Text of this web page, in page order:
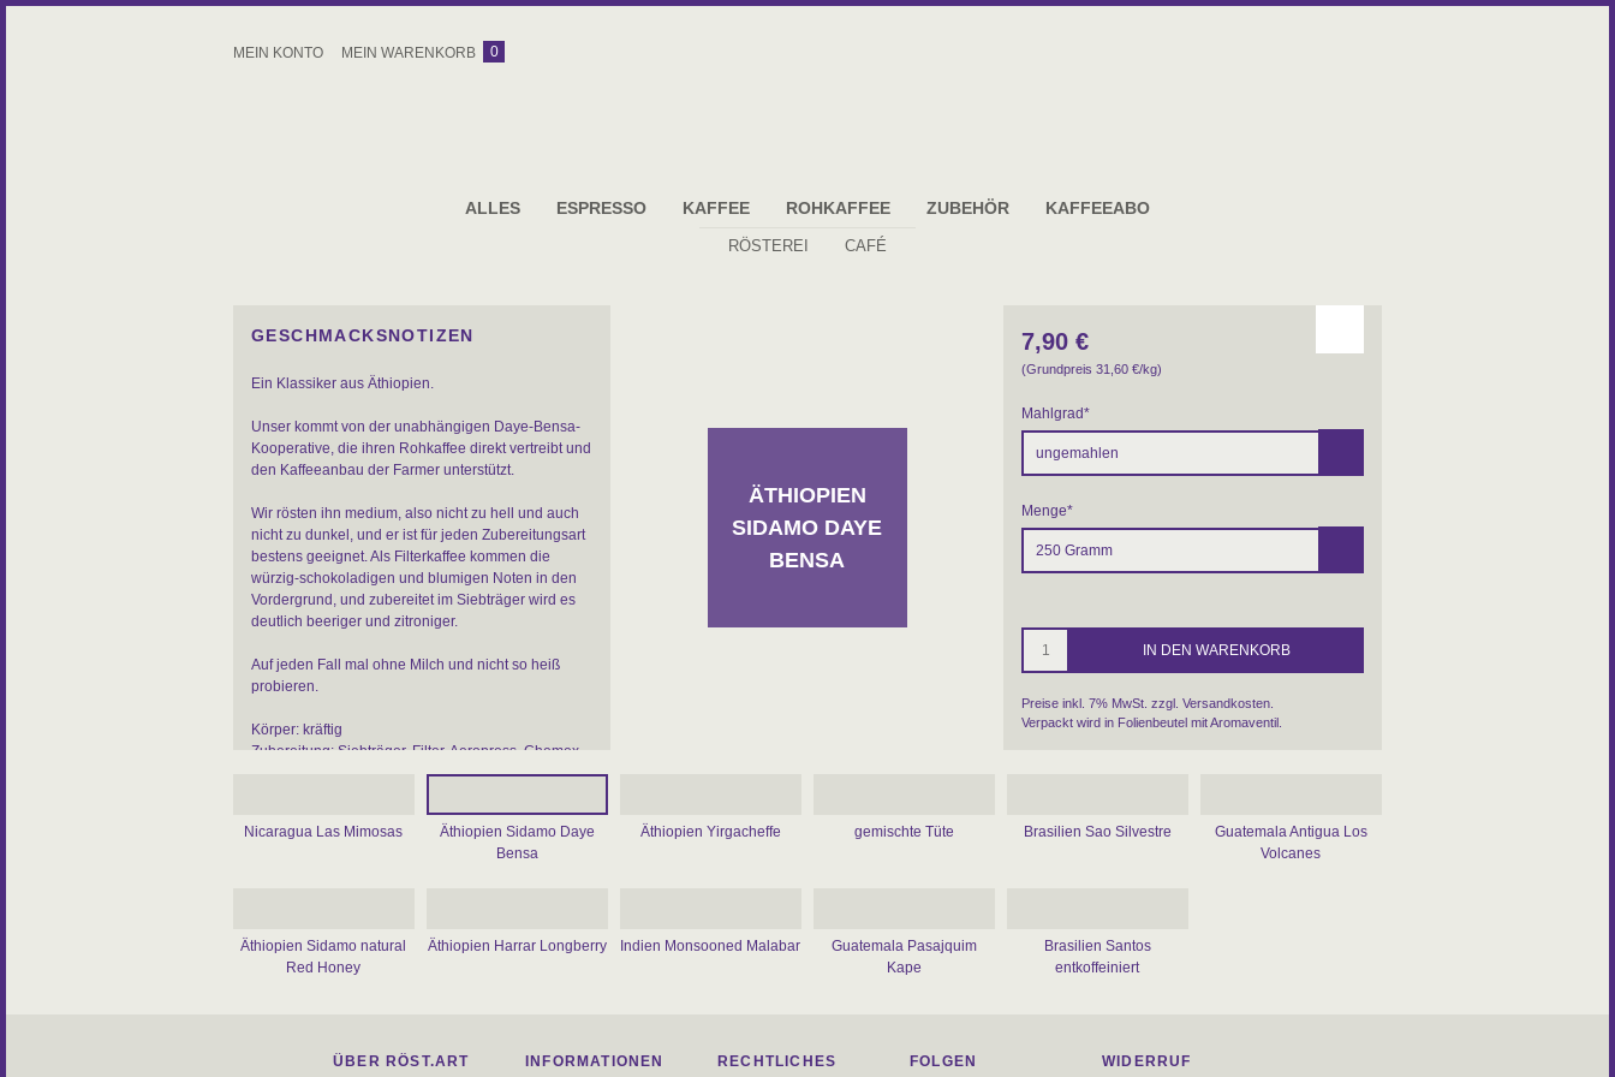
MEIN KONTO MEIN WARENKORB 0
ALLES ESPRESSO KAFFEE ROHKAFFEE ZUBEHÖR KAFFEEABO
RÖSTEREI CAFÉ
GESCHMACKSNOTIZEN
Ein Klassiker aus Äthiopien.
Unser kommt von der unabhängigen Daye-Bensa-
Kooperative, die ihren Rohkaffee direkt vertreibt und
den Kaffeeanbau der Farmer unterstützt.
Wir rösten ihn medium, also nicht zu hell und auch
nicht zu dunkel, und er ist für jeden Zubereitungsart
bestens geeignet. Als Filterkaffee kommen die
würzig-schokoladigen und blumigen Noten in den
Vordergrund, und zubereitet im Siebträger wird es
deutlich beeriger und zitroniger.
Auf jeden Fall mal ohne Milch und nicht so heiß
probieren.
Körper: kräftig
Zubereitung: Siebträger, Filter, Aeropress, Chemex,
Frenchpress, Espressokocher, Vollautomat
Aufbereitung: washed
ÄTHIOPIEN
SIDAMO DAYE
BENSA
7,90€
(Grundpreis 31,60€/kg)
Mahlgrad*
Menge*
Preise inkl. 7% MwSt. zzgl.Versandkosten
Verpackt wird in Folienbeutel mit Aromaventil.
Nicaragua Las Mimosas
Äthiopien Sidamo Daye
Bensa
Äthiopien Yirgacheffe gemischte Tüte Brasilien Sao Silvestre
Guatemala Antigua Los
Volcanes
Äthiopien Sidamo natural
Red Honey
Äthiopien Harrar Longberry Indien Monsooned Malabar
Guatemala Pasajquim
Kape
Brasilien Santos
entkoffeiniert
ÜBER RÖST.ART INFORMATIONEN RECHTLICHES FOLGEN WIDERRUF